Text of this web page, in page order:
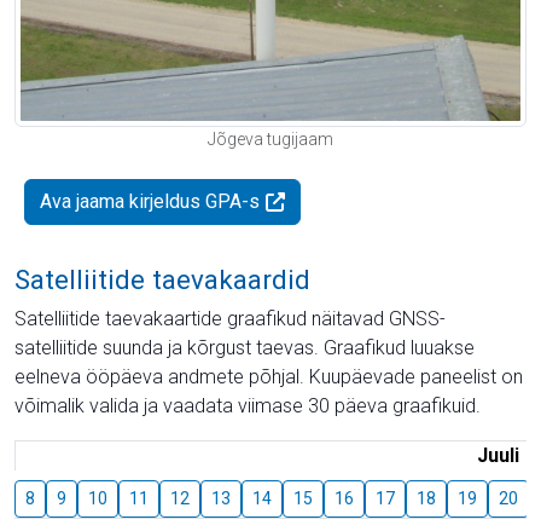
Jõgeva tugijaam
Ava jaama kirjeldus GPA-s
Satelliitide taevakaardid
Satelliitide taevakaartide graafikud näitavad GNSS-
satelliitide suunda ja kõrgust taevas. Graafikud luuakse
eelneva ööpäeva andmete põhjal. Kuupäevade paneelist on
võimalik valida ja vaadata viimase 30 päeva graafikuid.
Juuli
8 9 10 11 12 13 14 15 16 17 18 19 20